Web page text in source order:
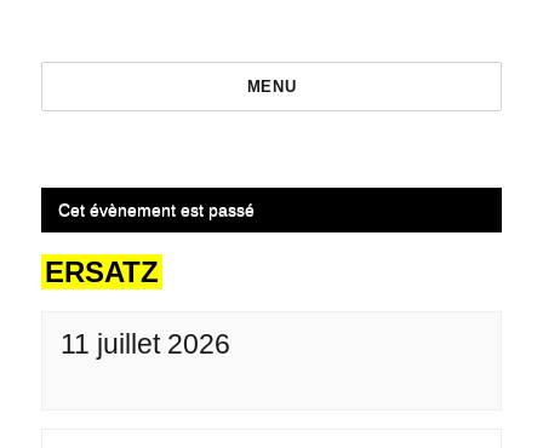
MENU
Cet évènement est passé
ERSATZ
11 juillet 2026